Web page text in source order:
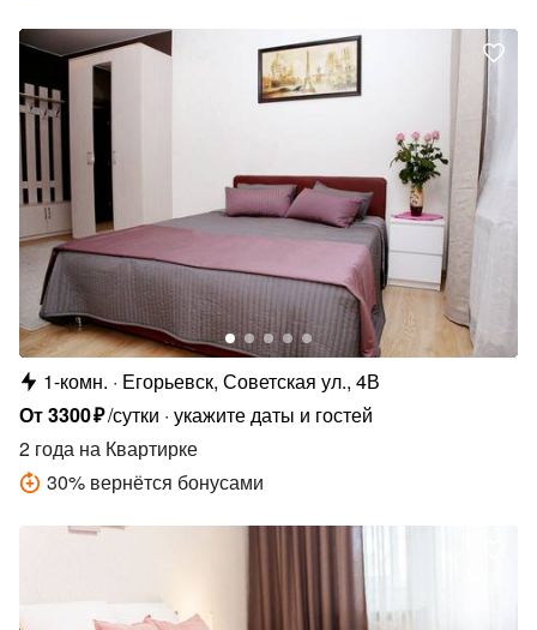
1-комн.
Егорьевск, Советская ул., 4В
От3300₽/сутки укажите даты и гостей
2 года на Квартирке
30% вернётся бонусами